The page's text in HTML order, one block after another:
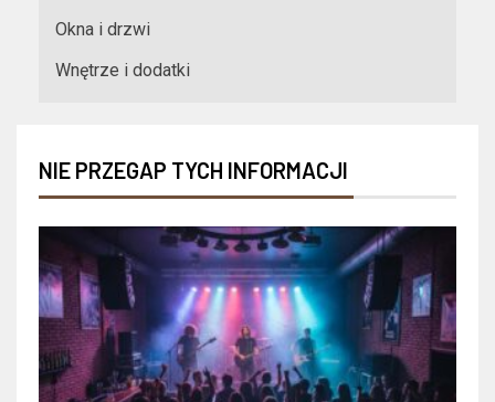
Okna i drzwi
Wnętrze i dodatki
NIE PRZEGAP TYCH INFORMACJI